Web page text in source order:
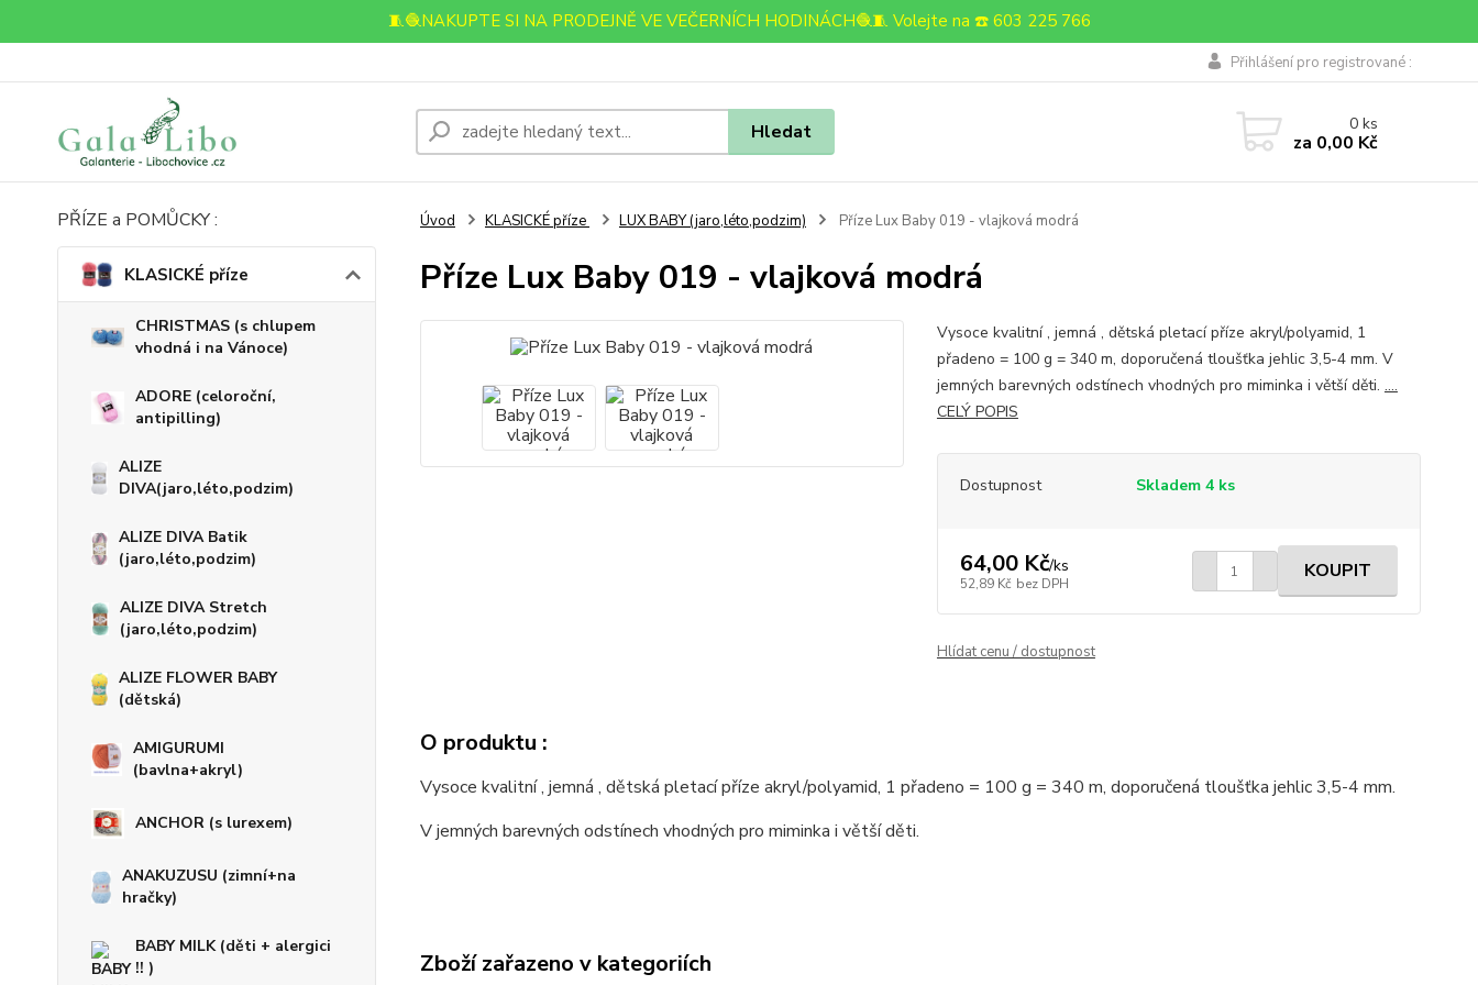
🧵🧶NAKUPTE SI NA PRODEJNĚ VE VEČERNÍCH HODINÁCH🧶🧵 Volejte na ☎️ 603 225 766
Přihlášení pro registrované :
Hledat 0ks
za 0,00 Kč
PŘÍZE a POMŮCKY :
KLASICKÉ příze
CHRISTMAS (s chlupem
vhodná i na Vánoce)
ADORE (celoroční,
antipilling)
ALIZE
DIVA(jaro,léto,podzim)
ALIZE DIVA Batik
(jaro,léto,podzim)
ALIZE DIVA Stretch
(jaro,léto,podzim)
ALIZE FLOWER BABY
(dětská)
AMIGURUMI
(bavlna+akryl)
ANCHOR (s lurexem)
ANAKUZUSU (zimní+na
hračky)
BABY MILK (děti + alergici
!! )
Úvod KLASICKÉ příze LUX BABY (jaro,léto,podzim) Příze Lux Baby 019 - vlajková modrá
Příze Lux Baby 019 - vlajková modrá
Vysoce kvalitní , jemná , dětská pletací příze akryl/polyamid, 1
přadeno = 100 g = 340 m, doporučená tloušťka jehlic 3,5-4 mm. V
jemných barevných odstínech vhodných pro miminka i větší děti. ....
CELÝ POPIS
Dostupnost Skladem 4 ks
64,00 Kč/ks
52,89 Kč bez DPH
KOUPIT
Hlídat cenu / dostupnost
O produktu :
Vysoce kvalitní , jemná , dětská pletací příze akryl/polyamid, 1 přadeno = 100 g = 340 m, doporučená tloušťka jehlic 3,5-4 mm.
V jemných barevných odstínech vhodných pro miminka i větší děti.
Zboží zařazeno v kategoriích